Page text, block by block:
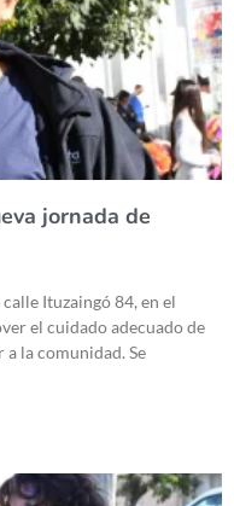
jornada de
Ituzaingó 84, en el
el cuidado adecuado de
la comunidad. Se